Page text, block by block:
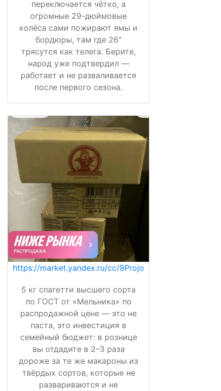
переключается чётко, а
огромные 29-дюймовые
колёса сами пожирают ямы и
бордюры, там где 26"
трясутся как телега. Берите,
народ уже подтвердил —
работает и не разваливается
после первого сезона.
https://market.yandex.ru/cc/9Projo
5 кг спагетти высшего сорта
по ГОСТ от «Мельника» по
распродажной цене — это не
паста, это инвестиция в
семейный бюджет: в рознице
вы отдадите в 2–3 раза
дороже за те же макароны из
твёрдых сортов, которые не
развариваются и не